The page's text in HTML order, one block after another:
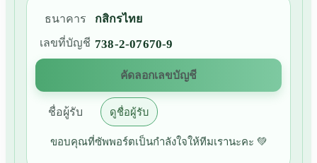
ธนาคาร
กสิกรไทย
เลขที่บัญชี 738-2-07670-9
คัดลอกเลขบัญชี
ชื่อผู้รับ ดูชื่อผู้รับ
ขอบคุณที่ซัพพอร์ตเป็นกำลังใจให้ทีมเรานะคะ 💚